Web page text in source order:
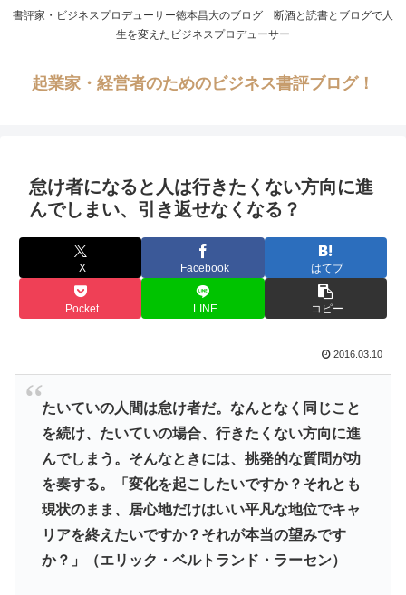
書評家・ビジネスプロデューサー徳本昌大のブログ 断酒と読書とブログで人
生を変えたビジネスプロデューサー
起業家・経営者のためのビジネス書評ブログ！
怠け者になると人は行きたくない方向に進
んでしまい、引き返せなくなる？
X Facebook はてブ
Pocket LINE コピー
2016.03.10
たいていの人間は怠け者だ。なんとなく同じこと
を続け、たいていの場合、行きたくない方向に進
んでしまう。そんなときには、挑発的な質問が功
を奏する。「変化を起こしたいですか？それとも
現状のまま、居心地だけはいい平凡な地位でキャ
リアを終えたいですか？それが本当の望みです
か？」（エリック・ベルトランド・ラーセン）